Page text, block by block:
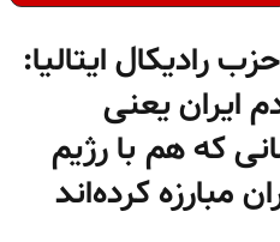
رادیکال ایتالیا:
ایران یعنی
که هم با رژیم
مبارزه کرده‌اند